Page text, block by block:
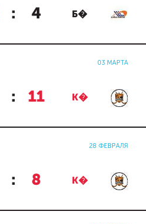
: 4 Б�
03 МАРТА
: 11 К�
28 ФЕВРАЛЯ
: 8 К�